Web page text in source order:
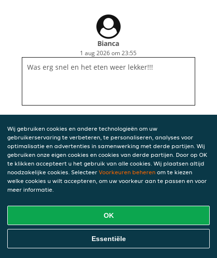
Bianca
1 aug 2026 om 23:55
Was erg snel en het eten weer lekker!!!
Wij gebruiken cookies en andere technologieën om uw
gebruikerservaring te verbeteren, te personaliseren, analyses voor
optimalisatie en advertenties in samenwerking met derde partijen. Wij
gebruiken onze eigen cookies en cookies van derde partijen. Door op OK
te klikken accepteert u het gebruik van alle cookies. Wij plaatsen altijd
noodzakelijke cookies. Selecteer Voorkeuren beheren om te kiezen
welke cookies u wilt accepteren, om uw voorkeur aan te passen en voor
meer informatie.
OK
Essentiële